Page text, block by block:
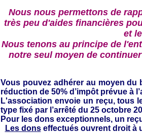
Nous nous permettons de
très peu d'aides financières
et
Nous tenons au principe de
notre seul moyen de
Vous pouvez adhérer au moyen du
réduction de 50% d’impôt prévue à
L'association envoie un reçu,tous
type fixé par l’arrêté du 25 octobre
Pour les dons exceptionnels, un
Les donseffectués ouvrent droit à